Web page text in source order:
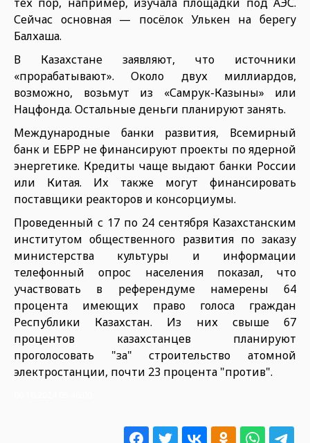
Сейчас основная — посёлок Улькен на берегу
Балхаша.
В Казахстане заявляют, что источники
«прорабатывают». Около двух миллиардов,
возможно, возьмут из «Самрук-Казыны» или
Нацфонда. Остальные деньги планируют занять.
Международные банки развития, Всемирный
банк и ЕБРР не финансируют проекты по ядерной
энергетике. Кредиты чаще выдают банки России
или Китая. Их также могут финансировать
поставщики реакторов и консорциумы.
Проведенный с 17 по 24 сентября Казахстанским
институтом общественного развития по заказу
министерства культуры и информации
телефонный опрос населения показал, что
участвовать в референдуме намерены 64
процента имеющих право голоса граждан
Республики Казахстан. Из них свыше 67
процентов казахстанцев планируют
проголосовать "за" строительство атомной
электростанции, почти 23 процента "против".